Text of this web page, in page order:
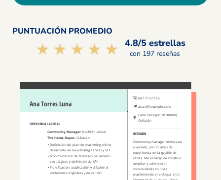
PUNTUACIÓN PROMEDIO
☆☆☆☆☆
★★★★★ 4.8/5 estrellas
con 197 reseñas